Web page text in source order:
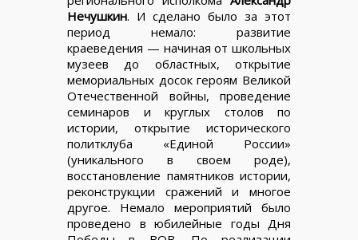
Нечушкин. И сделано было за этот
период немало: развитие
краеведения — начиная от школьных
музеев до областных, открытие
мемориальных досок героям Великой
Отечественной войны, проведение
семинаров и круглых столов по
истории, открытие исторического
политклуба «Единой России»
(уникального в своем роде),
восстановление памятников истории,
реконструкции сражений и многое
другое. Немало мероприятий было
проведено в юбилейные годы Дня